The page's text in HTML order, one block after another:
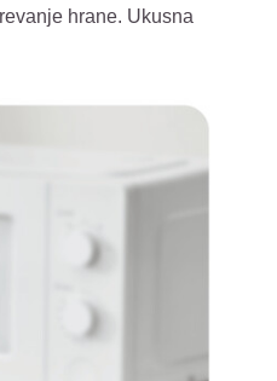
hrane. Ukusna